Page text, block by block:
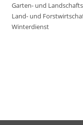
Garten- und
Land- und
Winterdienst